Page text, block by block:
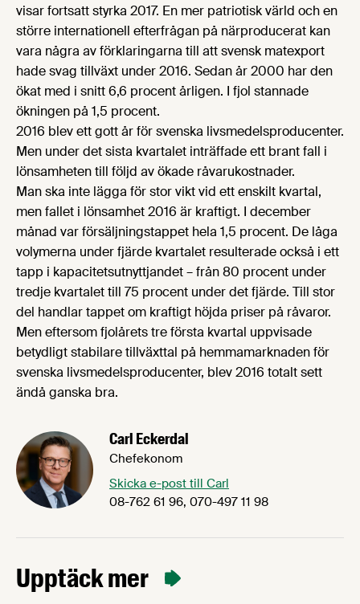
visar fortsatt styrka 2017. En mer patriotisk värld och en
större internationell efterfrågan på närproducerat kan
vara några av förklaringarna till att svensk matexport
hade svag tillväxt under 2016. Sedan år 2000 har den
ökat med i snitt 6,6 procent årligen. I fjol stannade
ökningen på 1,5 procent.
2016 blev ett gott år för svenska livsmedelsproducenter.
Men under det sista kvartalet inträffade ett brant fall i
lönsamheten till följd av ökade råvarukostnader.
Man ska inte lägga för stor vikt vid ett enskilt kvartal,
men fallet i lönsamhet 2016 är kraftigt. I december
månad var försäljningstappet hela 1,5 procent. De låga
volymerna under fjärde kvartalet resulterade också i ett
tapp i kapacitetsutnyttjandet – från 80 procent under
tredje kvartalet till 75 procent under det fjärde. Till stor
del handlar tappet om kraftigt höjda priser på råvaror.
Men eftersom fjolårets tre första kvartal uppvisade
betydligt stabilare tillväxttal på hemmamarknaden för
svenska livsmedelsproducenter, blev 2016 totalt sett
ändå ganska bra.
Carl Eckerdal
Chefekonom
Skicka e-post till Carl
08-762 61 96, 070-497 11 98
Upptäck mer